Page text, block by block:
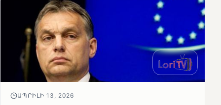
ԱՊՐԻԼԻ 13, 2026